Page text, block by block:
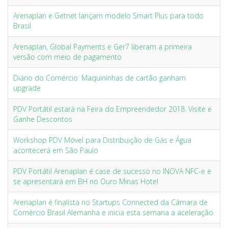
Arenaplan e Getnet lançam modelo Smart Plus para todo
Brasil
Arenaplan, Global Payments e Ger7 liberam a primeira
versão com meio de pagamento
Diário do Comércio: Maquininhas de cartão ganham
upgrade
PDV Portátil estará na Feira do Empreendedor 2018. Visite e
Ganhe Descontos
Workshop PDV Móvel para Distribuição de Gás e Água
acontecerá em São Paulo
PDV Portátil Arenaplan é case de sucesso no INOVA NFC-e e
se apresentará em BH no Ouro Minas Hotel
Arenaplan é finalista no Startups Connected da Câmara de
Comércio Brasil Alemanha e inicia esta semana a aceleração